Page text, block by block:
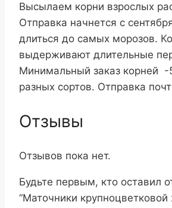
Высылаем корни взрослых
Отправка начнется с
длиться до самых морозов.
выдерживают длительные
Минимальный заказ корней
разных сортов. Отправка
Отзывы
Отзывов пока нет.
Будьте первым, кто оставил
“Маточники